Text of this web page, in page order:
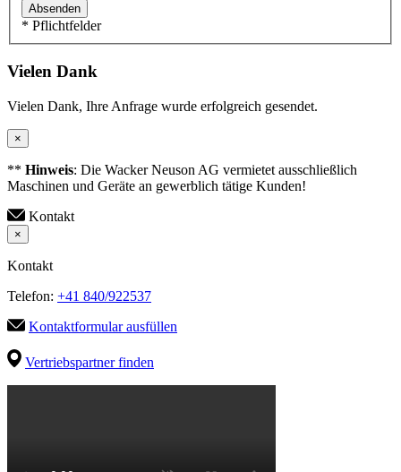
Absenden
* Pflichtfelder
Vielen Dank
Vielen Dank, Ihre Anfrage wurde erfolgreich gesendet.
×
** Hinweis: Die Wacker Neuson AG vermietet ausschließlich
Maschinen und Geräte an gewerblich tätige Kunden!
Kontakt
×
Kontakt
Telefon: +41 840/922537
Kontaktformular ausfüllen
Vertriebspartner finden